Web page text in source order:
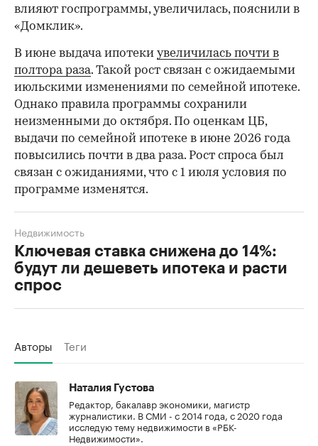
влияют госпрограммы, увеличилась, пояснили в
«Домклик».
В июне выдача ипотеки увеличилась почти в
полтора раза. Такой рост связан с ожидаемыми
июльскими изменениями по семейной ипотеке.
Однако правила программы сохранили
неизменными до октября. По оценкам ЦБ,
выдачи по семейной ипотеке в июне 2026 года
повысились почти в два раза. Рост спроса был
связан с ожиданиями, что с 1 июля условия по
программе изменятся.
Ключевая ставка снижена до 14%:
будут ли дешеветь ипотека и расти
спрос
Недвижимость
Авторы Теги
Наталия Густова
Редактор, бакалавр экономики, магистр
журналистики. В СМИ - с 2014 года, с 2020 года
исследую тему недвижимости в «РБК-
Недвижимости».